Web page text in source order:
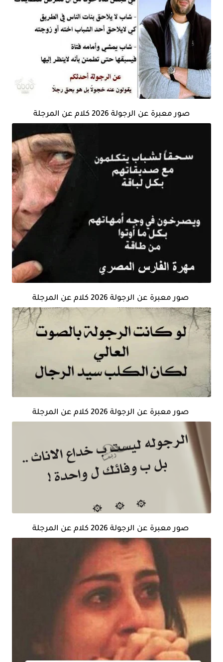
صور معبرة عن الرجولة 2026 كلام عن المرجلة
صور معبرة عن الرجولة 2026 كلام عن المرجلة
صور معبرة عن الرجولة 2026 كلام عن المرجلة
صور معبرة عن الرجولة 2026 كلام عن المرجلة